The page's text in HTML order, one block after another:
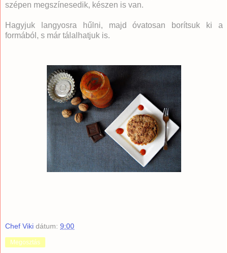
szépen megszínesedik, készen is van.
Hagyjuk langyosra hűlni, majd óvatosan borítsuk ki a
formából, s már tálalhatjuk is.
Chef Viki dátum: 9:00
Megosztás